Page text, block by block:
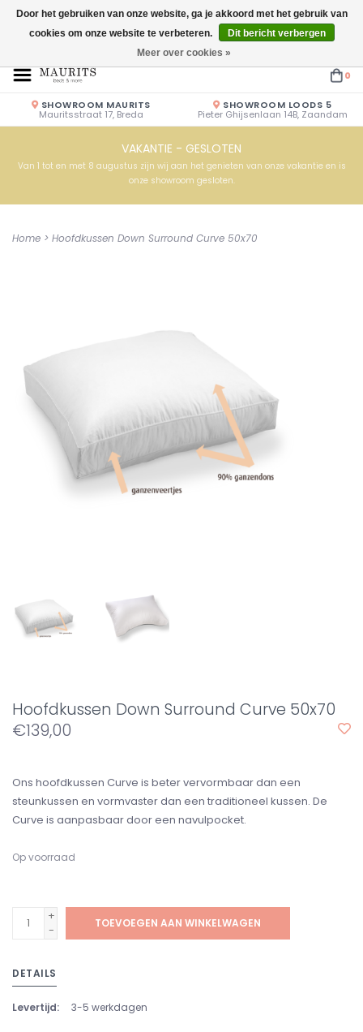
Openingstijden: Vrijdag & Zaterdag 10.00u - 17.00u of op afspraak!
0
SHOWROOM MAURITS
Mauritsstraat 17, Breda
SHOWROOM LOODS 5
Pieter Ghijsenlaan 14B, Zaandam
VAKANTIE - GESLOTEN
Van 1 tot en met 8 augustus zijn wij aan het genieten van onze vakantie en is
onze showroom gesloten.
Home > Hoofdkussen Down Surround Curve 50x70
Hoofdkussen Down Surround Curve 50x70
€139,00
Ons hoofdkussen Curve is beter vervormbaar dan een
steunkussen en vormvaster dan een traditioneel kussen. De
Curve is aanpasbaar door een navulpocket.
Op voorraad
+
-
TOEVOEGEN AAN WINKELWAGEN
DETAILS
Levertijd: 3-5 werkdagen
Door het gebruiken van onze website, ga je akkoord met het gebruik van
cookies om onze website te verbeteren.
Dit bericht verbergen
Meer over cookies »